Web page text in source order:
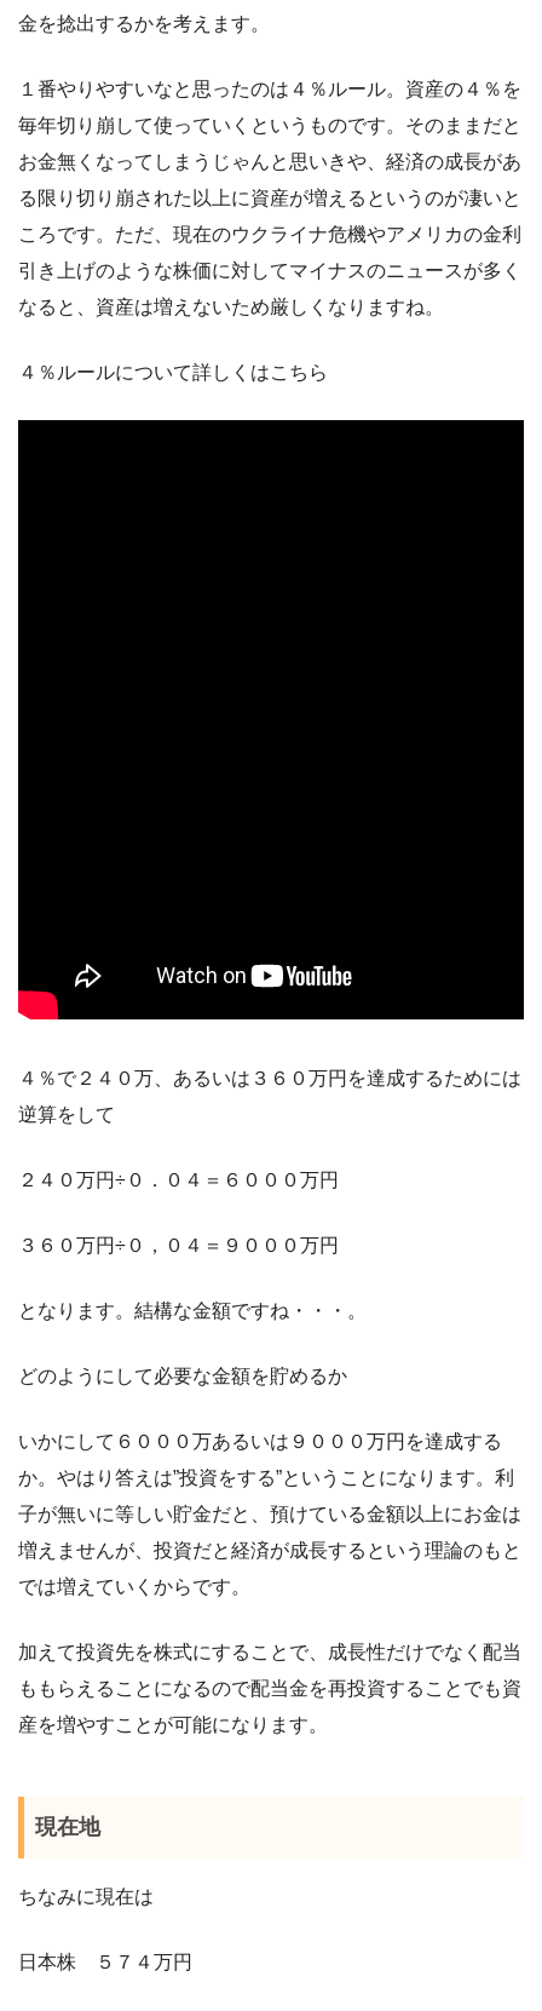
金を捻出するかを考えます。
１番やりやすいなと思ったのは４％ルール。資産の４％を
毎年切り崩して使っていくというものです。そのままだと
お金無くなってしまうじゃんと思いきや、経済の成長があ
る限り切り崩された以上に資産が増えるというのが凄いと
ころです。ただ、現在のウクライナ危機やアメリカの金利
引き上げのような株価に対してマイナスのニュースが多く
なると、資産は増えないため厳しくなりますね。
４％ルールについて詳しくはこちら
４％で２４０万、あるいは３６０万円を達成するためには
逆算をして
２４０万円÷０．０４＝６０００万円
３６０万円÷０，０４＝９０００万円
となります。結構な金額ですね・・・。
どのようにして必要な金額を貯めるか
いかにして６０００万あるいは９０００万円を達成する
か。やはり答えは”投資をする”ということになります。利
子が無いに等しい貯金だと、預けている金額以上にお金は
増えませんが、投資だと経済が成長するという理論のもと
では増えていくからです。
加えて投資先を株式にすることで、成長性だけでなく配当
ももらえることになるので配当金を再投資することでも資
産を増やすことが可能になります。
現在地
ちなみに現在は
日本株 ５７４万円